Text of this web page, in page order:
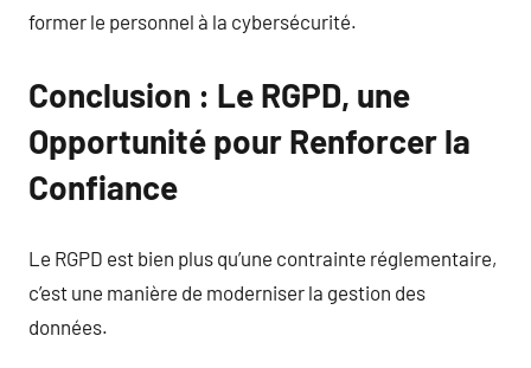
former le personnel à la cybersécurité.
Conclusion : Le RGPD, une
Opportunité pour Renforcer la
Confiance
Le RGPD est bien plus qu’une contrainte réglementaire,
c’est une manière de moderniser la gestion des
données.